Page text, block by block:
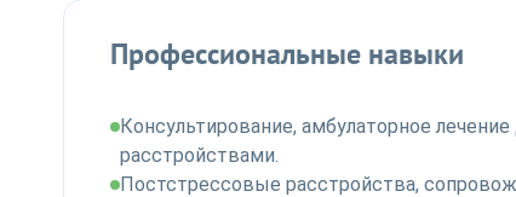
Профессиональные навыки
Консультирование, амбулаторное
расстройствами.
Постстрессовые расстройства,